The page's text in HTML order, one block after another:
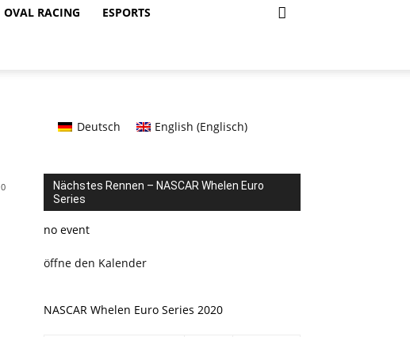
OVAL RACING ESPORTS
0
Deutsch English (Englisch)
Nächstes Rennen – NASCAR Whelen Euro
Series
no event
öffne den Kalender
NASCAR Whelen Euro Series 2020